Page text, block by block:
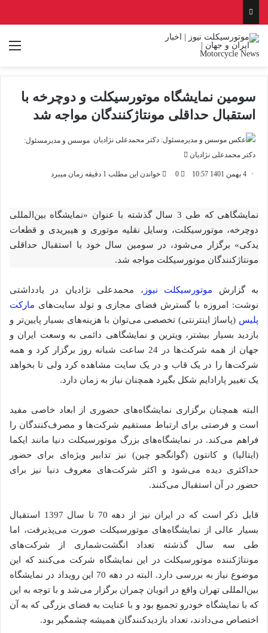
سومین نمایشگاه موتورسیکلت و دوچرخه با
استقبال حداقلی مونتاژکنندگان مواجه شد
موسس و مدیرمسئول:
دکتر محمدعلی نژادیان
4 بهمن 1401 10:57 0 خواندن این مطلب 1 دقیقه زمان میبرد
نمایشگاهی که طی 3 سال گذشته با عنوان «نمایشگاه بین‌المللی
دوچرخه، موتورسیکلت، وسایل نقلیه موتوری و هیبریدی و قطعات
یدکی» برگزار می‌شود، در سومین سال خود با استقبال حداقلی
مونتاژکنندگان موتورسیکلت مواجه شد.
به گزارش موتورسیکلت نیوز ، محمدعلی نژادیان در یادداشتی
نوشت: امروزه با گسترش فضای مجازی و تولد سایت‌های مارکت
پلیس (پاساژ اینترنتی) تخصصی می‌توان با هزینه‌های بسیار پایین‌تر و
بازدید بسیار بیشتر، ویترین و نمایشگاهی دائمی به وسعت ایران و
جهان از همه شرکت‌ها در 24 ساعت شبانه روز برگزار کرد و همه
شرکت‌ها را در یک قاب و در یک سایت مشاهده کرد ولی تا بخواهد
یک تغییر پارادایم شکل بگیرد همچنان نیاز به زمان دارد.
البته همچنان برگزاری نمایشگاه‌های حضوری از ابعاد خاصی مفید
است و فرصتی برای ارتباط مستقیم شرکت‌ها و مصرف‌کنندگان را
فراهم می‌کند. در نمایشگاه‌های بزرگ موتورسیکلت دنیا مانند ایکما
(ایتالیا) و کانتون (گوانگجو چین) نیز تدابیر ویژه‌ای برای حضور
حداکثری دیده می‌شود و اکثر شرکت‌های معروف دنیا نیز برای
حضور در آن استقبال می‌کنند.
قابل ذکر است که در ایران نیز از دهه 70 تا سال 1397 استقبال
بسیار عالی از نمایشگاه‌های موتورسیکلت صورت می‌پذیرفت، اما
طی سه سال گذشته تعداد انگشت‌شماری از شرکت‌های
مونتاژکننده موتورسیکلت در این نمایشگاه شرکت می‌کنند که این
موضوع نیاز به بررسی دارد. البته در دهه 70 این رویداد در نمایشگاه
بین‌المللی تهران واقع در اتوبان چمران برگزار می‌شد و با توجه به این
که با نمایشگاه خودرو تجمیع بود و با عنایت به فضای بزرگی که به آن
اختصاص می‌دادند، تعداد بازدیدکنندگان همیشه چشمگیر بود.